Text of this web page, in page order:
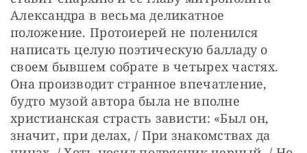
Александра в весьма деликатное
положение. Протоиерей не поленился
написать целую поэтическую балладу о
своем бывшем собрате в четырех частях.
Она производит странное впечатление,
будто музой автора была не вполне
христианская страсть зависти: «Был он,
значит, при делах, / При знакомствах да